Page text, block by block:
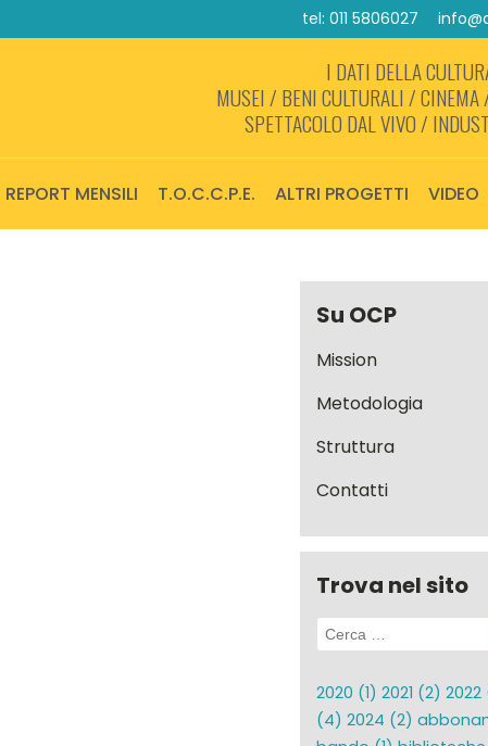
tel: 011 5806027
I DATI DELLA
MUSEI / BENI CULTURALI /
SPETTACOLO DAL VIVO /
REPORT MENSILI T.O.C.C.P.E. ALTRI PROGETTI VIDEO
Su OCP
Mission
Metodologia
Struttura
Contatti
Trova nel sito
Ricerca
per:
2020 (1) 2021 (2) 2022
(4) 2024 (2)